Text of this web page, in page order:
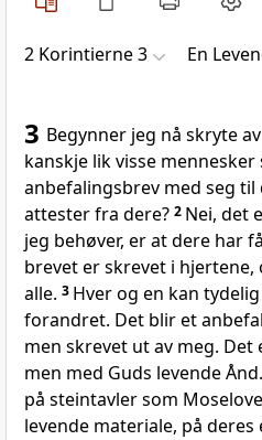
2 Korintierne 3 En
3 Begynner jeg nå skryte
kanskje lik visse mennesker
anbefalingsbrev med seg
attester fra dere? 2 Nei, det
jeg behøver, er at dere har
brevet er skrevet i hjertene,
alle. 3 Hver og en kan
forandret. Det blir et
men skrevet ut av meg.
men med Guds levende
på steintavler som
levende materiale, på deres